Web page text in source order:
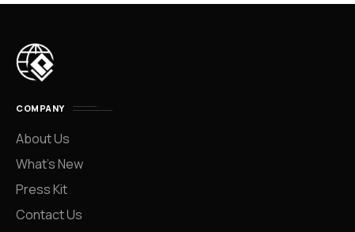
COMPANY
About Us
What’s New
Press Kit
Contact Us